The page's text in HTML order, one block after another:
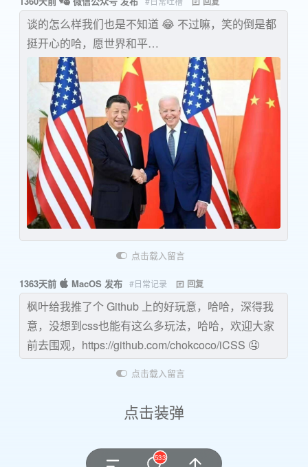
谈的怎么样我们也是不知道 😂 不过嘛，笑的倒是都
挺开心的哈，愿世界和平…
点击载入留言
1363天前 MacOS 发布 #日常记录 回复
枫叶给我推了个 Github 上的好玩意，哈哈，深得我
意，没想到css也能有这么多玩法，哈哈，欢迎大家
前去围观，https://github.com/chokcoco/iCSS 🤤
点击载入留言
点击装弹
533